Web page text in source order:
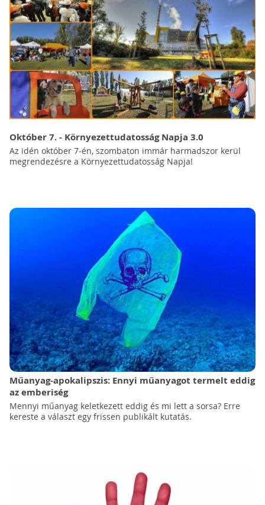
Október 7. - Környezettudatosság Napja 3.0
Az idén október 7-én, szombaton immár harmadszor kerül
megrendezésre a Környezettudatosság Napja!
Műanyag-apokalipszis: Ennyi műanyagot termelt eddig
az emberiség
Mennyi műanyag keletkezett eddig és mi lett a sorsa? Erre
kereste a választ egy frissen publikált kutatás.